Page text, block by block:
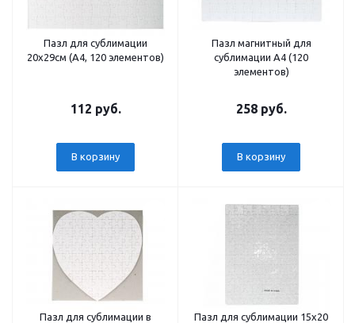
Пазл для сублимации
20х29см (А4, 120 элементов)
112 руб.
В корзину
Пазл магнитный для
сублимации А4 (120
элементов)
258 руб.
В корзину
Пазл для сублимации в
Пазл для сублимации 15х20